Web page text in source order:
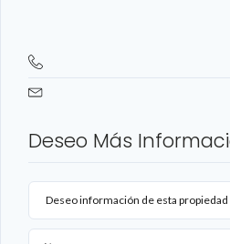
Deseo Más
Deseo información de esta propiedad